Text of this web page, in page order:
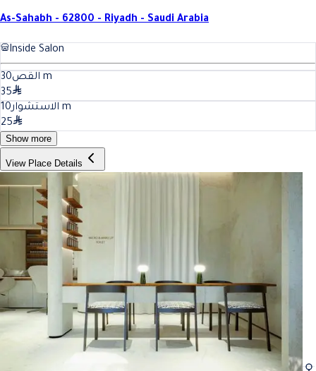
As-Sahabh - 62800 - Riyadh - Saudi Arabia
Inside Salon
القص30
m
35
الاستشوار10
m
25
Show more
View Place Details